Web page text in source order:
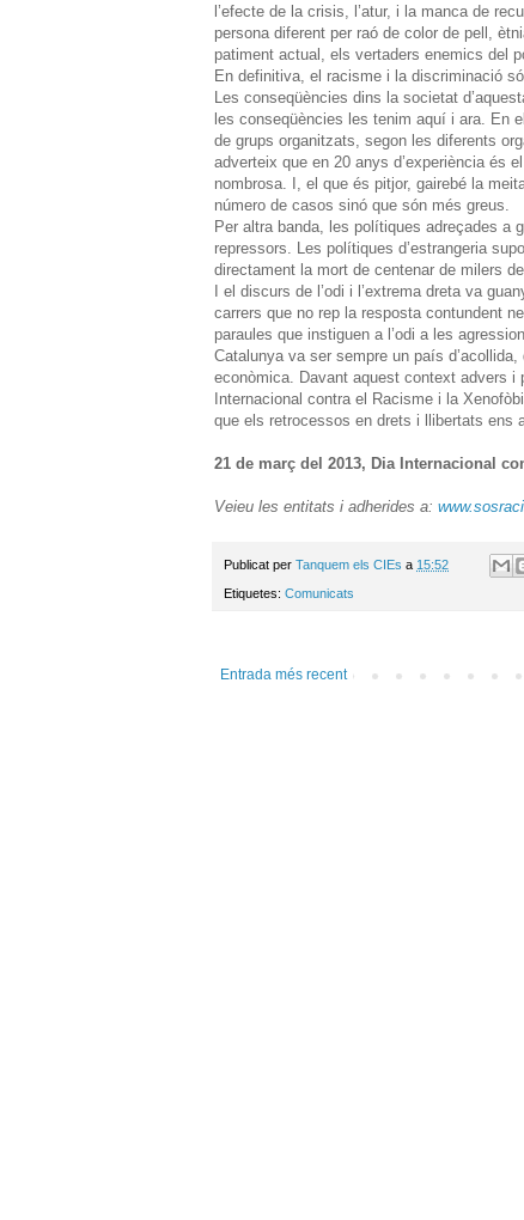
l’efecte de la crisis, l’atur, i la manca de
persona diferent per raó de color de pell,
patiment actual, els vertaders enemics del
En definitiva, el racisme i la discriminació
Les conseqüències dins la societat
les conseqüències les tenim aquí i ara. En
de grups organitzats, segon les diferents
adverteix que en 20 anys d’experiència és
nombrosa. I, el que és pitjor, gairebé la
número de casos sinó que són més greus.
Per altra banda, les polítiques adreçades a
repressors. Les polítiques d’estrangeria
directament la mort de centenar de milers
I el discurs de l’odi i l’extrema dreta va
carrers que no rep la resposta contundent
paraules que instiguen a l’odi a les
Catalunya va ser sempre un país
econòmica. Davant aquest context advers i
Internacional contra el Racisme i la
que els retrocessos en drets i llibertats ens
21 de març del 2013, Dia Internacional
Veieu les entitats i adherides a:
Publicat per Tanquem els CIEs a 15:52
Etiquetes: Comunicats
Entrada més recent